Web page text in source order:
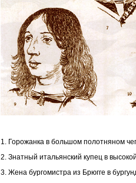
1. Горожанка в большом полотняном
2. Знатный итальянский купец в
3. Жена бургомистра из Брюгге в